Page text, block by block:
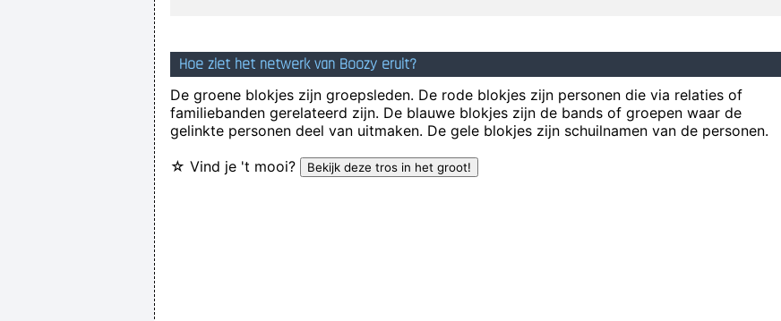
Decca
I think pop music has done more for oral intercourse than anything else
I love seeing
Hoe ziet het netwerk van Boozy eruit?
De groene blokjes zijn groepsleden. De rode blokjes zijn personen die via relaties of
familiebanden gerelateerd zijn. De blauwe blokjes zijn de bands of groepen waar de
gelinkte personen deel van uitmaken. De gele blokjes zijn schuilnamen van de personen.
☆ Vind je 't mooi?